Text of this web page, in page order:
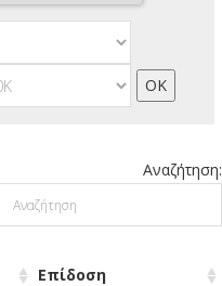
Αναζήτηση:
Επίδοση